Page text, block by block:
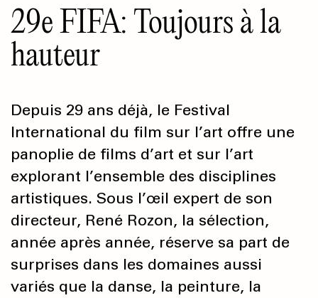
29e FIFA: Toujours à la
hauteur
Depuis 29 ans déjà, le Festival
International du film sur l’art offre une
panoplie de films d’art et sur l’art
explorant l’ensemble des disciplines
artistiques. Sous l’œil expert de son
directeur, René Rozon, la sélection,
année après année, réserve sa part de
surprises dans les domaines aussi
variés que la danse, la peinture, la